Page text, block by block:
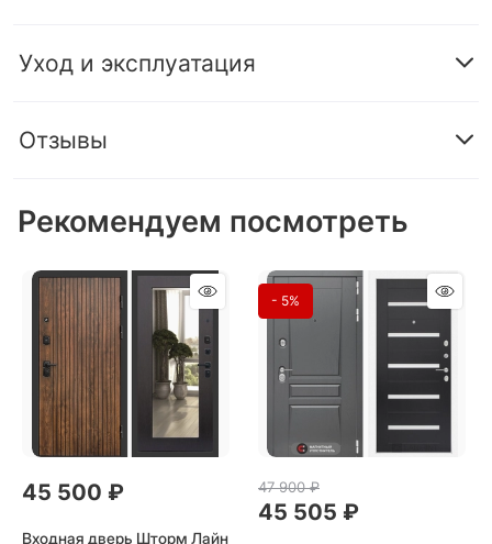
Уход и эксплуатация
Отзывы
Рекомендуем посмотреть
45 500 ₽
Входная дверь Шторм Лайн
- 5%
47 900 ₽
45 505 ₽